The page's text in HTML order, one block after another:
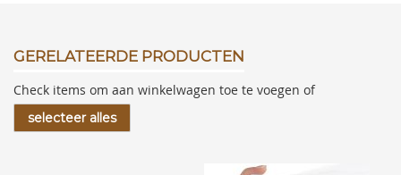
GERELATEERDE PRODUCTEN
Check items om aan winkelwagen toe te voegen of
selecteer alles